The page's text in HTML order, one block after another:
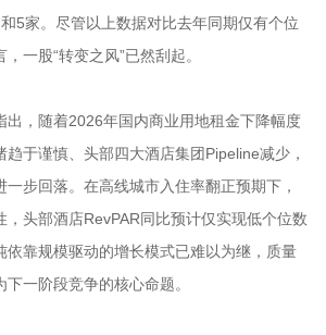
5家。尽管以上数据对比去年同期仅有个位
一股“转变之风”已然刮起。
出，随着2026年国内商业用地租金下降幅度
趋于谨慎、头部四大酒店集团Pipeline减少，
步回落。在高线城市入住率翻正预期下，
，头部酒店RevPAR同比预计仅实现低个位数
依靠规模驱动的增长模式已难以为继，质量
一阶段竞争的核心命题。